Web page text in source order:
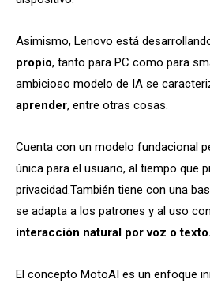
Asimismo, Lenovo está
propio, tanto para PC como para
ambicioso modelo de IA se
aprender, entre otras cosas.
Cuenta con un modelo fundacional
única para el usuario, al tiempo que
privacidad.También tiene con una
se adapta a los patrones y al uso con
interacción natural por voz o texto.
El concepto MotoAI es un enfoque